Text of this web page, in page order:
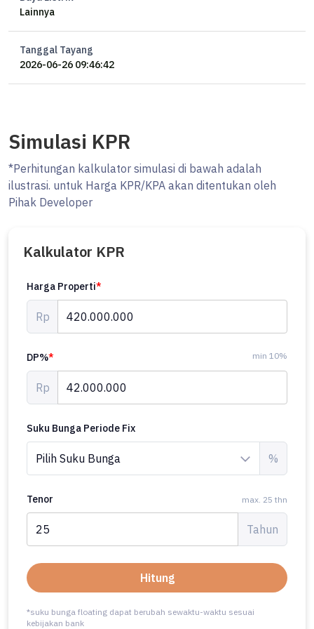
#investasiproperty #pondokindah #rumahpondokindahdisewakan
#rumahdisewakan
Lainnya
Tanggal Tayang
2026-06-26 09:46:42
Simulasi KPR
*Perhitungan kalkulator simulasi di bawah adalah
ilustrasi. untuk Harga KPR/KPA akan ditentukan oleh
Pihak Developer
Kalkulator KPR
Harga Properti*
Rp
DP%* min 10%
Rp
Suku Bunga Periode Fix
%
Tenor max. 25 thn
Tahun
Hitung
*suku bunga floating dapat berubah sewaktu-waktu sesuai
kebijakan bank